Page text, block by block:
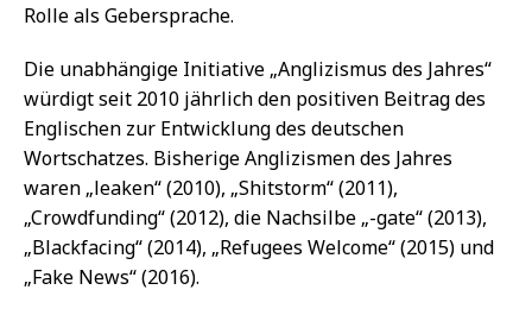
Rolle als Gebersprache.
Die unabhängige Initiative „Anglizismus des Jahres“
würdigt seit 2010 jährlich den positiven Beitrag des
Englischen zur Entwicklung des deutschen
Wortschatzes. Bisherige Anglizismen des Jahres
waren „leaken“ (2010), „Shitstorm“ (2011),
„Crowdfunding“ (2012), die Nachsilbe „-gate“ (2013),
„Blackfacing“ (2014), „Refugees Welcome“ (2015) und
„Fake News“ (2016).